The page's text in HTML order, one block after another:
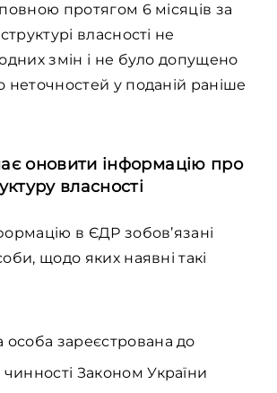
протягом 6 місяців за
власності не
змін і не було допущено
неточностей у поданій раніше
оновити інформацію про
власності
в ЄДР зобов’язані
щодо яких наявні такі
зареєстрована до
Законом України